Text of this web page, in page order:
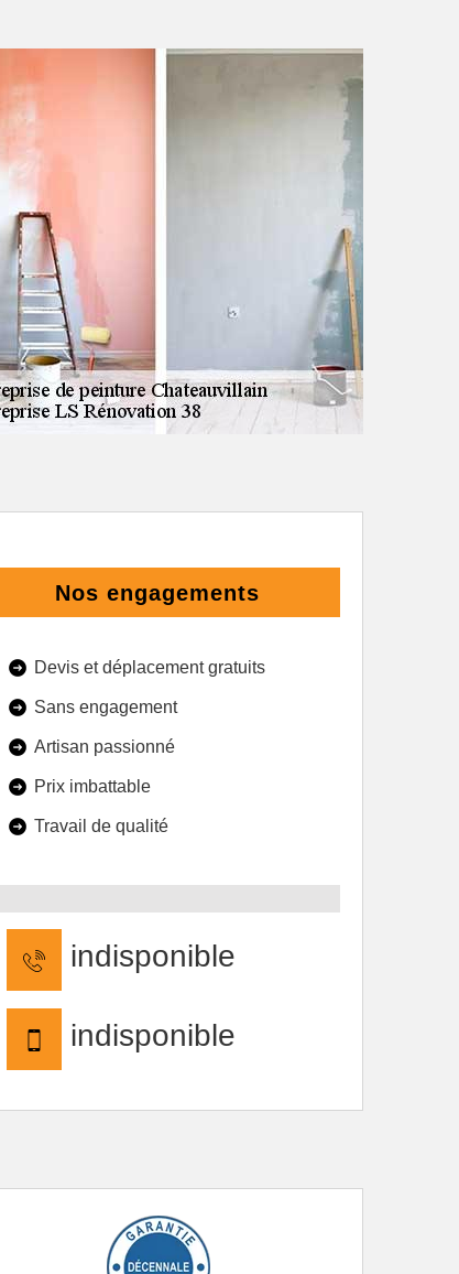
Nos engagements
Devis et déplacement gratuits
Sans engagement
Artisan passionné
Prix imbattable
Travail de qualité
indisponible
indisponible